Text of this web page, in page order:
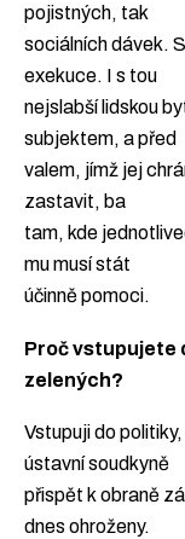
pojistných, tak
sociálních dávek.
exekuce. I s tou
nejslabší lidskou
subjektem, a před
valem, jímž jej
zastavit, ba
tam, kde
mu musí stát
účinně pomoci.
Proč vstupujete
zelených?
Vstupuji do
ústavní soudkyně
přispět k obraně
dnes ohroženy.